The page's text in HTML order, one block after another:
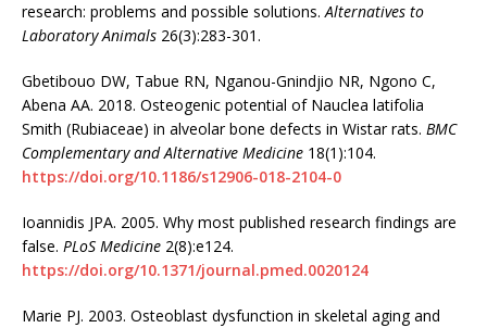
research: problems and possible solutions.Alternatives to
Laboratory Animals 26(3):283-301.
Gbetibouo DW, Tabue RN, Nganou-Gnindjio NR, Ngono C,
Abena AA. 2018. Osteogenic potential of Nauclea latifolia
Smith (Rubiaceae) in alveolar bone defects in Wistar rats. BMC
Complementary and Alternative Medicine 18(1):104.
https://doi.org/10.1186/s12906-018-2104-0
Ioannidis JPA. 2005. Why most published research findings are
false. PLoS Medicine 2(8):e124.
https://doi.org/10.1371/journal.pmed.0020124
Marie PJ. 2003. Osteoblast dysfunction in skeletal aging and